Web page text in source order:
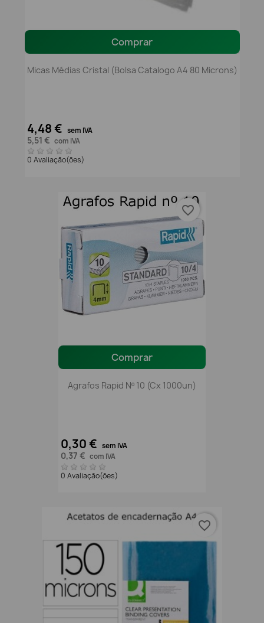
Comprar
Micas Médias Cristal (Bolsa Catalogo A4 80 Microns)
4,48 € sem IVA
5,51 € com IVA
0 Avaliação(ões)
Comprar
Agrafos Rapid Nº 10 (Cx 1000un)
0,30 € sem IVA
0,37 € com IVA
0 Avaliação(ões)
favorite_border
favorite_border